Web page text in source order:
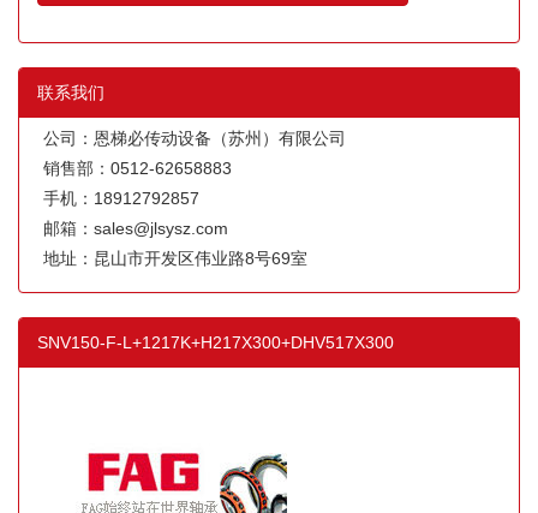
联系我们
公司：恩梯必传动设备（苏州）有限公司
销售部：0512-62658883
手机：18912792857
邮箱：sales@jlsysz.com
地址：昆山市开发区伟业路8号69室
SNV150-F-L+1217K+H217X300+DHV517X300